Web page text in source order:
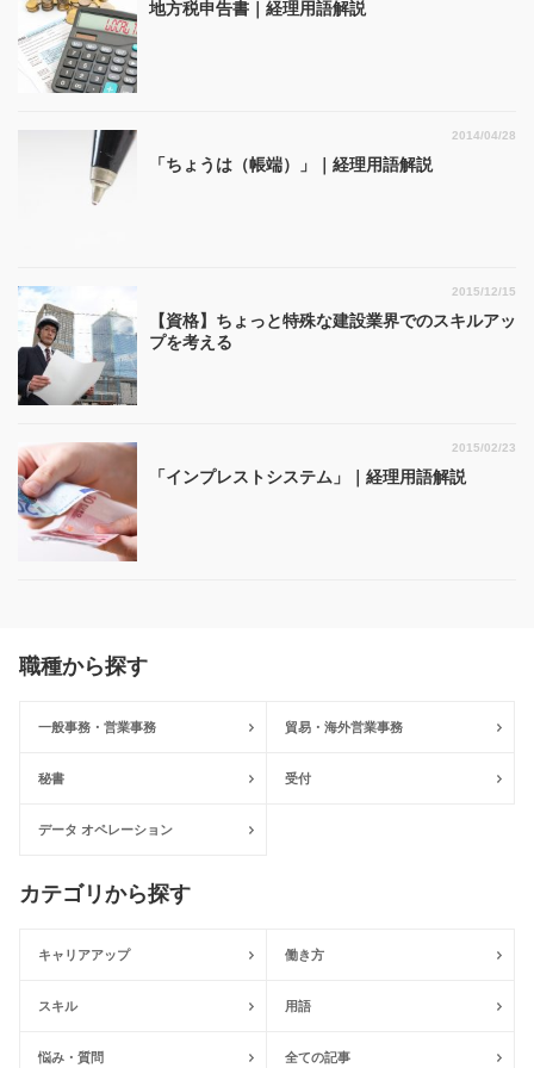
地方税申告書｜経理用語解説
「ちょうは（帳端）」｜経理用語解説
2014/04/28
【資格】ちょっと特殊な建設業界でのスキルアッ
プを考える
2015/12/15
「インプレストシステム」｜経理用語解説
2015/02/23
職種から探す
一般事務・営業事務 貿易・海外営業事務
秘書 受付
データ オペレーション
カテゴリから探す
キャリアアップ 働き方
スキル 用語
悩み・質問 全ての記事